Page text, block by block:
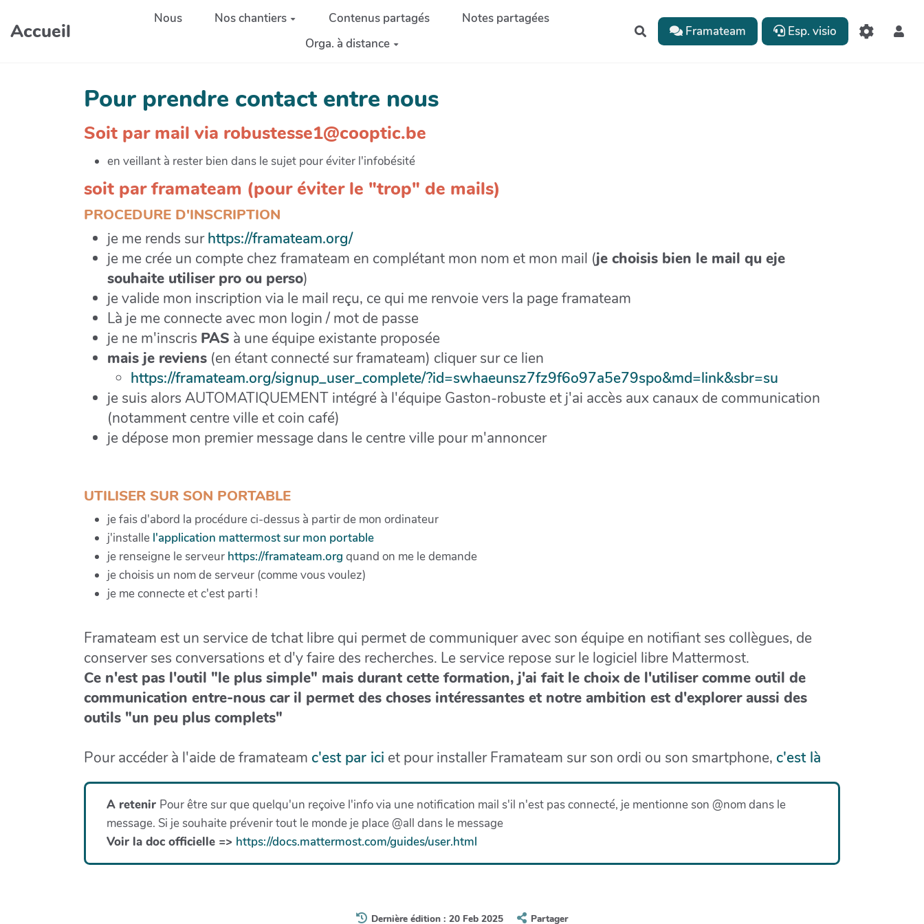
Accueil
Nous Nos chantiers Contenus partagés
Notes partagées
Orga. à distance
RechercherFramateam Esp. visio
Pour prendre contact entre nous
Soit par mail via robustesse1@cooptic.be
en veillant à rester bien dans le sujet pour éviter l'infobésité
soit par framateam (pour éviter le "trop" de mails)
PROCEDURE D'INSCRIPTION
je me rends surhttps://framateam.org/
je me crée un compte chez framateam en complétant mon nom et mon mail (je choisis bien le mail qu eje
souhaite utiliser pro ou perso)
je valide mon inscription via le mail reçu, ce qui me renvoie vers la page framateam
Là je me connecte avec mon login / mot de passe
je ne m'inscris PAS à une équipe existante proposée
mais je reviens (en étant connecté sur framateam) cliquer sur ce lien
https://framateam.org/signup_user_complete/?id=swhaeunsz7fz9f6o97a5e79spo&md=link&sbr=su
je suis alors AUTOMATIQUEMENT intégré à l'équipe Gaston-robuste et j'ai accès aux canaux de communication
(notamment centre ville et coin café)
je dépose mon premier message dans le centre ville pour m'annoncer
UTILISER SUR SON PORTABLE
je fais d'abord la procédure ci-dessus à partir de mon ordinateur
j'installe l'application mattermost sur mon portable
je renseigne le serveur https://framateam.org quand on me le demande
je choisis un nom de serveur (comme vous voulez)
je me connecte et c'est parti !
Framateam est un service de tchat libre qui permet de communiquer avec son équipe en notifiant ses collègues, de
conserver ses conversations et d'y faire des recherches. Le service repose sur le logiciel libre Mattermost.
Ce n'est pas l'outil "le plus simple" mais durant cette formation, j'ai fait le choix de l'utiliser comme outil de
communication entre-nous car il permet des choses intéressantes et notre ambition est d'explorer aussi des
outils "un peu plus complets"
Pour accéder à l'aide de framateam c'est par ici et pour installer Framateam sur son ordi ou son smartphone, c'est là
A retenir Pour être sur que quelqu'un reçoive l'info via une notification mail s'il n'est pas connecté, je mentionne son @nom dans le
message. Si je souhaite prévenir tout le monde je place @all dans le message
Voir la doc officielle => https://docs.mattermost.com/guides/user.html
Dernière édition : 20 Feb 2025 Partager